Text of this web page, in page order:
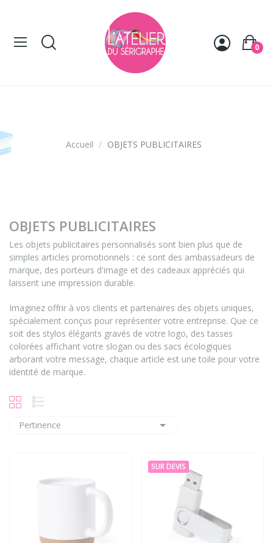
0
Accueil OBJETS PUBLICITAIRES
OBJETS PUBLICITAIRES
Les objets publicitaires personnalisés sont bien plus que de
simples articles promotionnels : ce sont des ambassadeurs de
marque, des porteurs d'image et des cadeaux appréciés qui
laissent une impression durable.
Imaginez offrir à vos clients et partenaires des objets uniques,
spécialement conçus pour représenter votre entreprise. Que ce
soit des stylos élégants gravés de votre logo, des tasses
colorées affichant votre slogan ou des sacs écologiques
arborant votre message, chaque article est une toile pour votre
identité de marque.
Pertinence 
SUR DEVIS